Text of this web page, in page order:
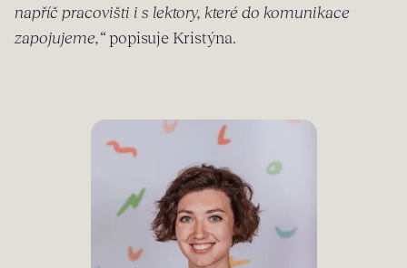
napříč pracovišti i s lektory, které do komunikace
zapojujeme,“ popisuje Kristýna.